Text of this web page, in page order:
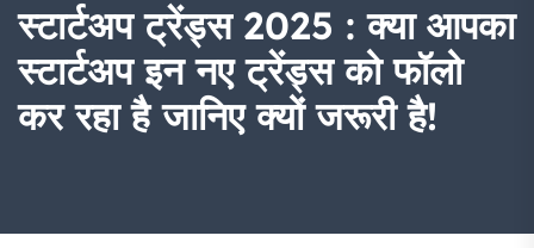
स्टार्टअप ट्रेंड्स 2025 : क्या आपका
स्टार्टअप इन नए ट्रेंड्स को फॉलो
कर रहा है जानिए क्यों जरूरी है!